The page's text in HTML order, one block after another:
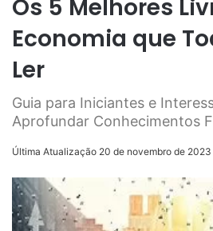
Os 5 Melhores
Economia que
Ler
Guia para Iniciantes e
Aprofundar Conhecimentos
Última Atualização 20 de novembro de 2023